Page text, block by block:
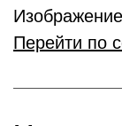
Перейти по